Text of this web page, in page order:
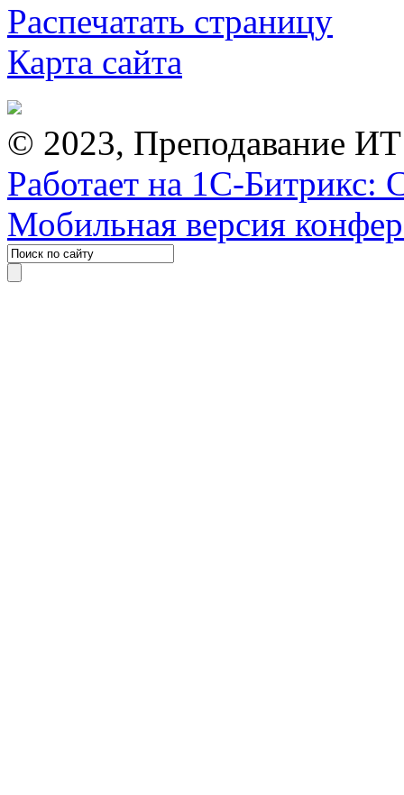
Распечатать страницу
Карта сайта
© 2023, Преподавание
Работает на 1С-Битрикс:
Мобильная версия